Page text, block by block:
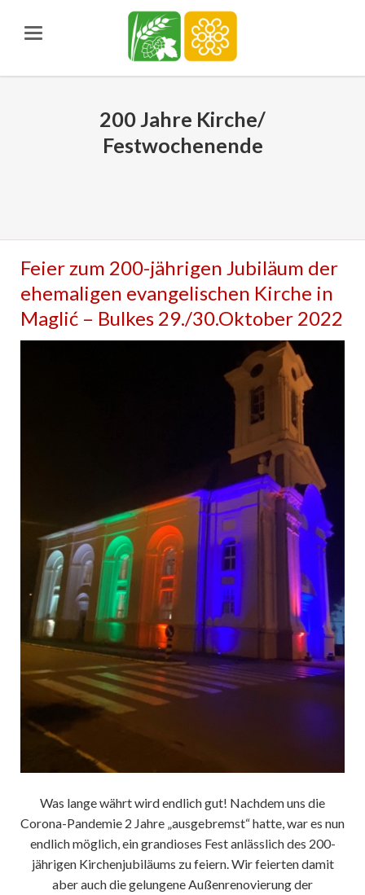
200 Jahre Kirche/
Festwochenende
Feier zum 200-jährigen Jubiläum der
ehemaligen evangelischen Kirche in
Maglić – Bulkes 29./30.Oktober 2022
Was lange währt wird endlich gut! Nachdem uns die
Corona-Pandemie 2 Jahre „ausgebremst“ hatte, war es nun
endlich möglich, ein grandioses Fest anlässlich des 200-
jährigen Kirchenjubiläums zu feiern. Wir feierten damit
aber auch die gelungene Außenrenovierung der